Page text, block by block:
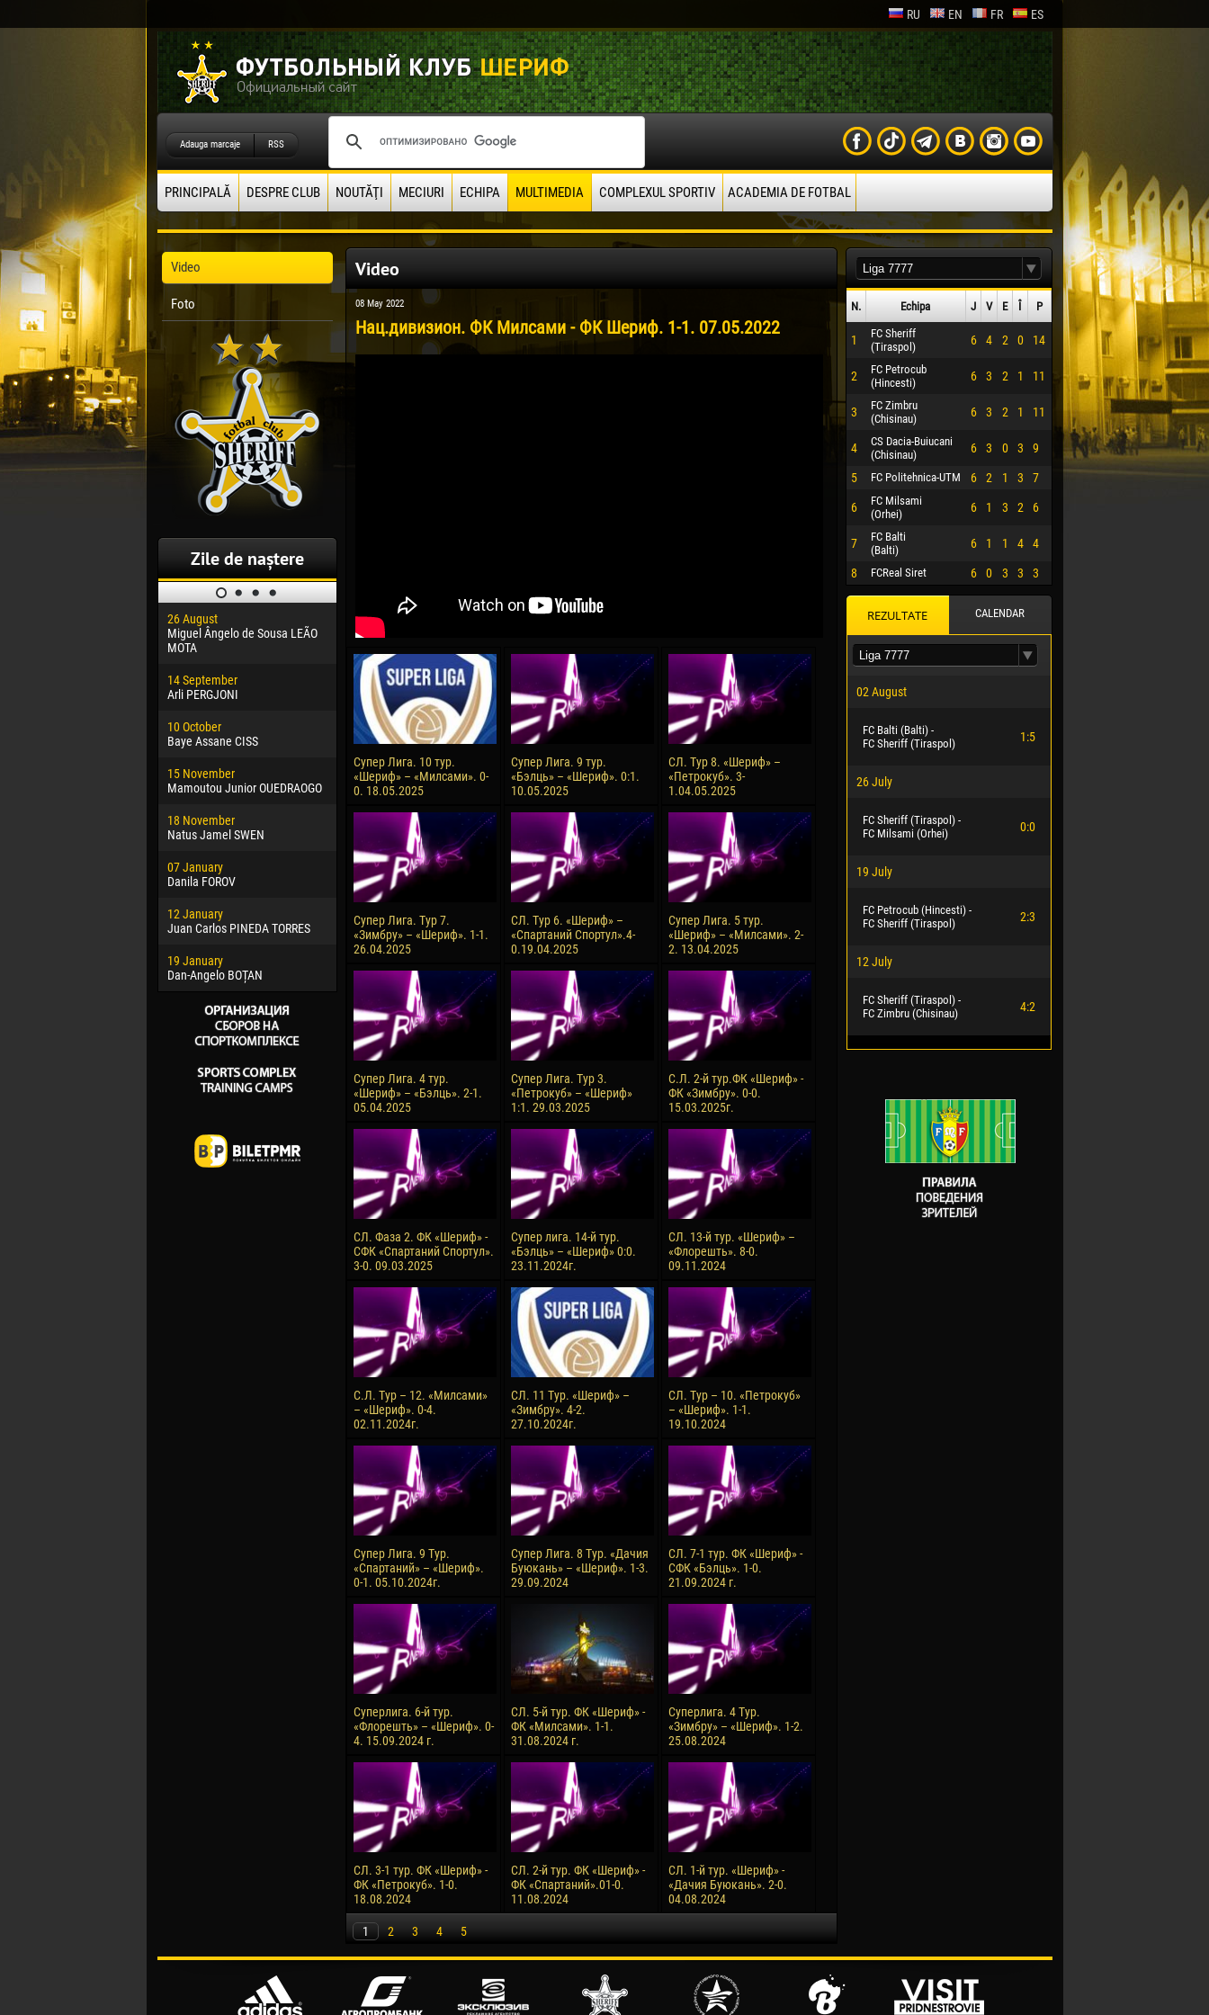
RU EN FR ES
Adauga marcaje RSS
PRINCIPALĂ DESPRE CLUB NOUTĂŢI MECIURI ECHIPA MULTIMEDIA COMPLEXUL SPORTIV ACADEMIA DE FOTBAL
Video
Foto
Zile de naștere
26 August
Miguel Ângelo de Sousa LEÃO
MOTA
14 September
Arli PERGJONI
10 October
Baye Assane CISS
15 November
Mamoutou Junior OUEDRAOGO
18 November
Natus Jamel SWEN
07 January
Danila FOROV
12 January
Juan Carlos PINEDA TORRES
19 January
Dan-Angelo BOȚAN
30 January
Dhoraso Moreo KLAS
24 February
Vladislav COSTIN
02 March
Veaceslav COZMA
09 March
Emmanuel AFETSE
Jayder Moreno ASPRILLA
22 March
Samba KONÉ
26 March
Vitor Hugo Morais de OLIVEIRA
28 March
04 May
13 May
Renat JOSAN
24 May
Nicolaе CEBOTARI
15 June
Konan Jaures-Ulrich LOUKOU
Victor CIUMAȘU
28 June
Soumaila MAGASSOUBA
10 July
Bourama FOMBA
15 July
Jair Ameth MODELO HERRERA
21 July
Emil TIMBUR
24 July
Mihail COROTCOV
27 July
Vladimir FRATEA
Video
08 May 2022
Нац.дивизион. ФК Милсами - ФК Шериф. 1-1. 07.05.2022
Супер Лига. 10 тур.
«Шериф» – «Милсами». 0-
0. 18.05.2025
Супер Лига. 9 тур.
«Бэлць» – «Шериф». 0:1.
10.05.2025
СЛ. Тур 8. «Шериф» –
«Петрокуб». 3-
1.04.05.2025
Супер Лига. Тур 7.
«Зимбру» – «Шериф». 1-1.
26.04.2025
СЛ. Тур 6. «Шериф» –
«Спартаний Спортул».4-
0.19.04.2025
Супер Лига. 5 тур.
«Шериф» – «Милсами». 2-
2. 13.04.2025
Супер Лига. 4 тур.
«Шериф» – «Бэлць». 2-1.
05.04.2025
Супер Лига. Тур 3.
«Петрокуб» – «Шериф»
1:1. 29.03.2025
С.Л. 2-й тур.ФК «Шериф» -
ФК «Зимбру». 0-0.
15.03.2025г.
СЛ. Фаза 2. ФК «Шериф» -
СФК «Спартаний Спортул».
3-0. 09.03.2025
Супер лига. 14-й тур.
«Бэлць» – «Шериф» 0:0.
23.11.2024г.
СЛ. 13-й тур. «Шериф» –
«Флорешть». 8-0.
09.11.2024
С.Л. Тур – 12. «Милсами»
– «Шериф». 0-4.
02.11.2024г.
СЛ. 11 Тур. «Шериф» –
«Зимбру». 4-2.
27.10.2024г.
СЛ. Тур – 10. «Петрокуб»
– «Шериф». 1-1.
19.10.2024
Супер Лига. 9 Тур.
«Спартаний» – «Шериф».
0-1. 05.10.2024г.
Супер Лига. 8 Тур. «Дачия
Буюкань» – «Шериф». 1-3.
29.09.2024
СЛ. 7-1 тур. ФК «Шериф» -
СФК «Бэлць». 1-0.
21.09.2024 г.
Суперлига. 6-й тур.
«Флорешть» – «Шериф». 0-
4. 15.09.2024 г.
СЛ. 5-й тур. ФК «Шериф» -
ФК «Милсами». 1-1.
31.08.2024 г.
Суперлига. 4 Тур.
«Зимбру» – «Шериф». 1-2.
25.08.2024
СЛ. 3-1 тур. ФК «Шериф» -
ФК «Петрокуб». 1-0.
18.08.2024
СЛ. 2-й тур. ФК «Шериф» -
ФК «Спартаний».01-0.
11.08.2024
СЛ. 1-й тур. «Шериф» -
«Дачия Буюкань». 2-0.
04.08.2024
1 2 3 4 5
N. Echipa J V E Î P
1
FC Sheriff
(Tiraspol)
6 4 2 0 14
2
FC Petrocub
(Hincesti)
6 3 2 1 11
3
FC Zimbru
(Chisinau)
6 3 2 1 11
4
CS Dacia-Buiucani
(Chisinau)
6 3 0 3 9
5 FC Politehnica-UTM 6 2 1 3 7
6
FC Milsami
(Orhei)
6 1 3 2 6
7
FC Balti
(Balti)
6 1 1 4 4
8 FCReal Siret 6 0 3 3 3
REZULTATE CALENDAR
02 August
FC Balti (Balti) -
FC Sheriff (Tiraspol)
1:5
26 July
FC Sheriff (Tiraspol) -
FC Milsami (Orhei)
0:0
19 July
FC Petrocub (Hincesti) -
FC Sheriff (Tiraspol)
2:3
12 July
FC Sheriff (Tiraspol) -
FC Zimbru (Chisinau)
4:2